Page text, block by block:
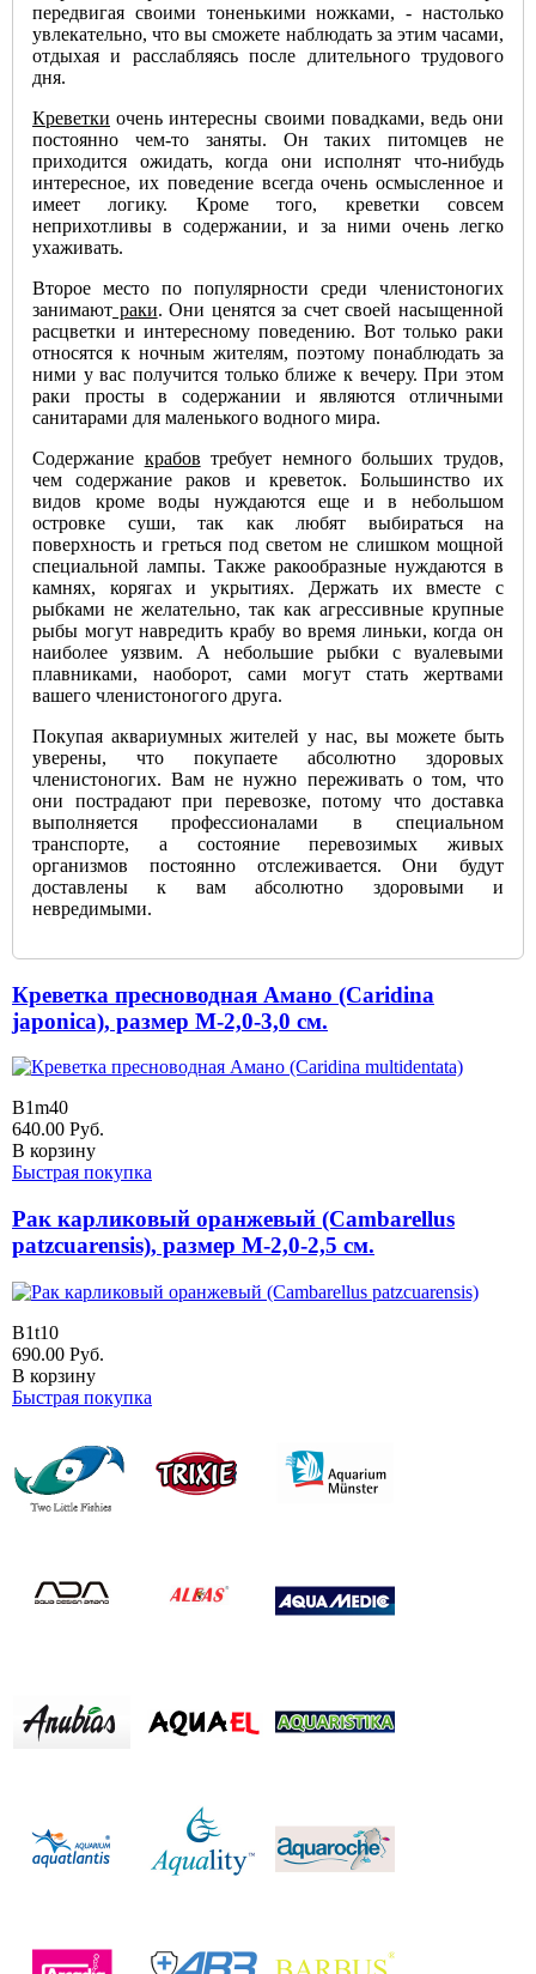
передвигая своими тоненькими ножками, - настолько
увлекательно, что вы сможете наблюдать за этим часами,
отдыхая и расслабляясь после длительного трудового
дня.
Креветки очень интересны своими повадками, ведь они
постоянно чем-то заняты. Он таких питомцев не
приходится ожидать, когда они исполнят что-нибудь
интересное, их поведение всегда очень осмысленное и
имеет логику. Кроме того, креветки совсем
неприхотливы в содержании, и за ними очень легко
ухаживать.
Второе место по популярности среди членистоногих
занимают раки. Они ценятся за счет своей насыщенной
расцветки и интересному поведению. Вот только раки
относятся к ночным жителям, поэтому понаблюдать за
ними у вас получится только ближе к вечеру. При этом
раки просты в содержании и являются отличными
санитарами для маленького водного мира.
Содержание крабов требует немного больших трудов,
чем содержание раков и креветок. Большинство их
видов кроме воды нуждаются еще и в небольшом
островке суши, так как любят выбираться на
поверхность и греться под светом не слишком мощной
специальной лампы. Также ракообразные нуждаются в
камнях, корягах и укрытиях. Держать их вместе с
рыбками не желательно, так как агрессивные крупные
рыбы могут навредить крабу во время линьки, когда он
наиболее уязвим. А небольшие рыбки с вуалевыми
плавниками, наоборот, сами могут стать жертвами
вашего членистоногого друга.
Покупая аквариумных жителей у нас, вы можете быть
уверены, что покупаете абсолютно здоровых
членистоногих. Вам не нужно переживать о том, что
они пострадают при перевозке, потому что доставка
выполняется профессионалами в специальном
транспорте, а состояние перевозимых живых
организмов постоянно отслеживается. Они будут
доставлены к вам абсолютно здоровыми и
невредимыми.
Креветка пресноводная Амано (Caridina
japonica), размер M-2,0-3,0 см.
B1m40
640.00 Руб.
В корзину
Быстрая покупка
Рак карликовый оранжевый (Cambarellus
patzcuarensis), размер M-2,0-2,5 см.
B1t10
690.00 Руб.
В корзину
Быстрая покупка